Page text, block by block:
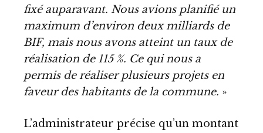
fixé auparavant. Nous avions planifié un
maximum d’environ deux milliards de
BIF, mais nous avons atteint un taux de
réalisation de 115 %. Ce qui nous a
permis de réaliser plusieurs projets en
faveur des habitants de la commune. »
L’administrateur précise qu’un montant